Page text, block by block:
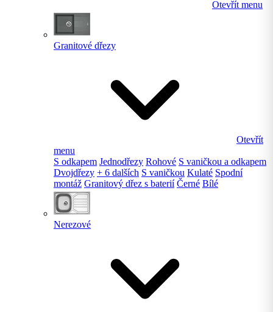
Otevřít menu
Granitové dřezy
Otevřít
menu
S odkapem Jednodřezy Rohové S vaničkou a odkapem
Dvojdřezy + 6 dalších S vaničkou Kulaté Spodní
montáž Granitový dřez s baterií Černé Bílé
Nerezové